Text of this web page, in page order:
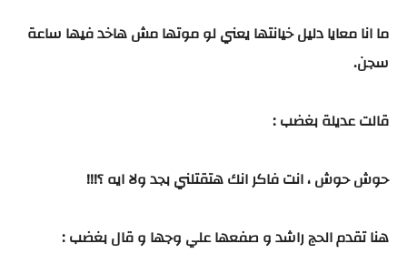
ما انا معايا دليل خيانتها يعني لو موتها مش هاخد فيها ساعة
سجن.
قالت عديلة بغضب :
حوش حوش ، انت فاكر انك هتقتلني بجد ولا ايه ؟!!!
هنا تقدم الحج راشد و صفعها علي وجها و قال بغضب :